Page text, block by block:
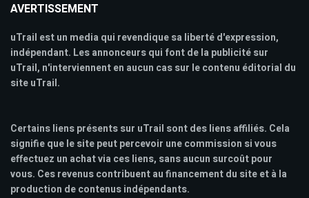
AVERTISSEMENT
uTrail est un media qui revendique sa liberté d'expression,
indépendant. Les annonceurs qui font de la publicité sur
uTrail, n'interviennent en aucun cas sur le contenu éditorial du
site uTrail.
Certains liens présents sur uTrail sont des liens affiliés. Cela
signifie que le site peut percevoir une commission si vous
effectuez un achat via ces liens, sans aucun surcoût pour
vous. Ces revenus contribuent au financement du site et à la
production de contenus indépendants.